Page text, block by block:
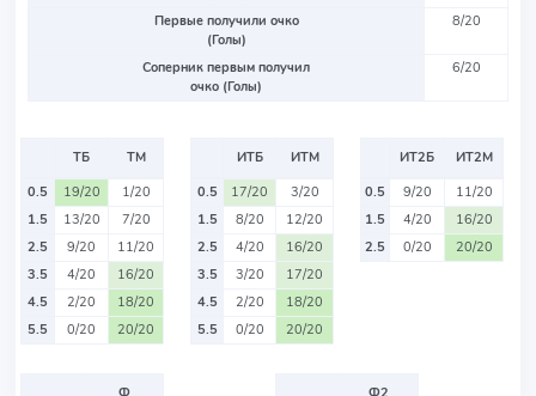
Первые получили очко
(Голы)
8/20
Соперник первым получил
очко (Голы)
6/20
ТБ
ТМ
0.5
19/20
1/20
1.5
13/20
7/20
2.5
9/20
11/20
3.5
4/20
16/20
4.5
2/20
18/20
5.5
0/20 20/20
ИТБ
ИТМ
0.5
17/20
3/20
1.5
8/20
12/20
2.5
4/20
16/20
3.5
3/20
17/20
4.5
2/20
18/20
5.5
0/20 20/20
ИТ2Б
ИТ2М
0.5
9/20
11/20
1.5
4/20
16/20
2.5
0/20 20/20